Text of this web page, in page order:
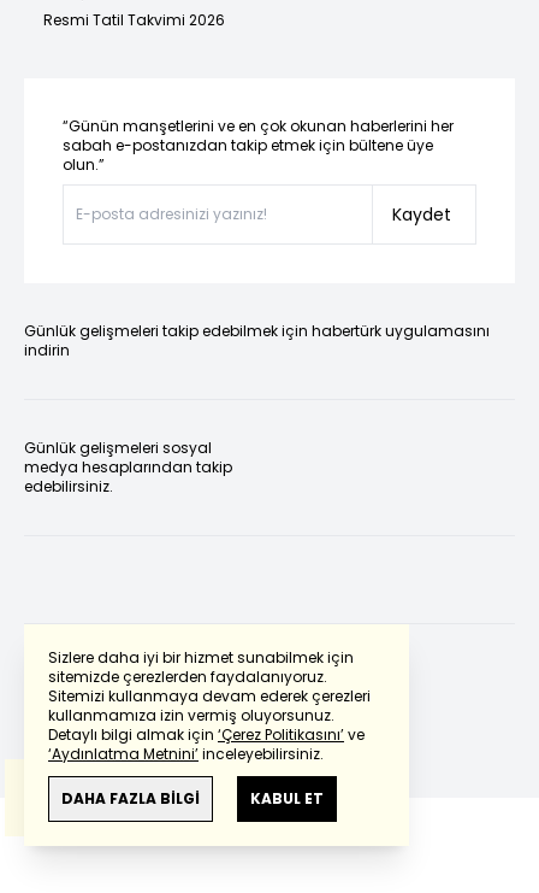
Sizlere daha iyi bir hizmet sunabilmek için
sitemizde çerezlerden faydalanıyoruz.
Sitemizi kullanmaya devam ederek çerezleri
kullanmamıza izin vermiş oluyorsunuz.
Detaylı bilgi almak için ‘Çerez Politikasını’ve
‘Aydınlatma Metnini’inceleyebilirsiniz.
DAHA FAZLA BİLGİ KABUL ET
Resmi Tatil Takvimi 2026
“Günün manşetlerini ve en çok okunan haberlerini her
sabah e-postanızdan takip etmek için bültene üye
olun.”
Kaydet
Günlük gelişmeleri takip edebilmek için habertürk uygulamasını
indirin
Günlük gelişmeleri sosyal
medya hesaplarından takip
edebilirsiniz.
Powered by Translate
Bu çevirideGoogle Transletekullanılmıştır.
Anlam ve çeviri hatalarından
haberturk.com
sorumlu değildir.